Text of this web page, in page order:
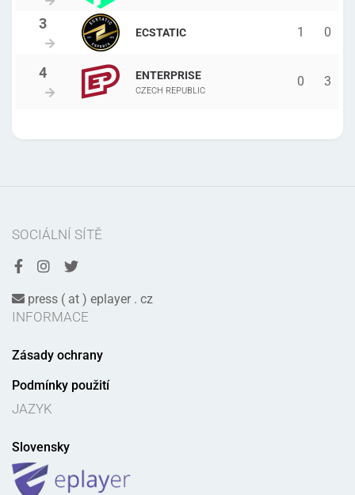
ECSTATIC 1 0
ENTERPRISE
CZECH REPUBLIC
0 3
SOCIÁLNÍ SÍTĚ
press ( at ) eplayer . cz
INFORMACE
Zásady ochrany
Podmínky použití
JAZYK
Slovensky